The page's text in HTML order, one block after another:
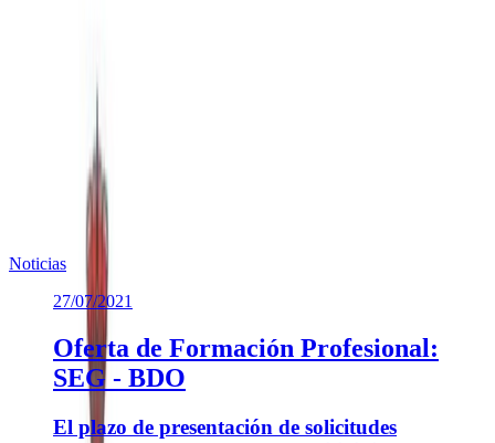
Fecha de publicación
Te puede interesar
Noticias similares sobre la localidad.
Noticias
27/07/2021
Oferta de Formación Profesional:
SEG - BDO
El plazo de presentación de solicitudes